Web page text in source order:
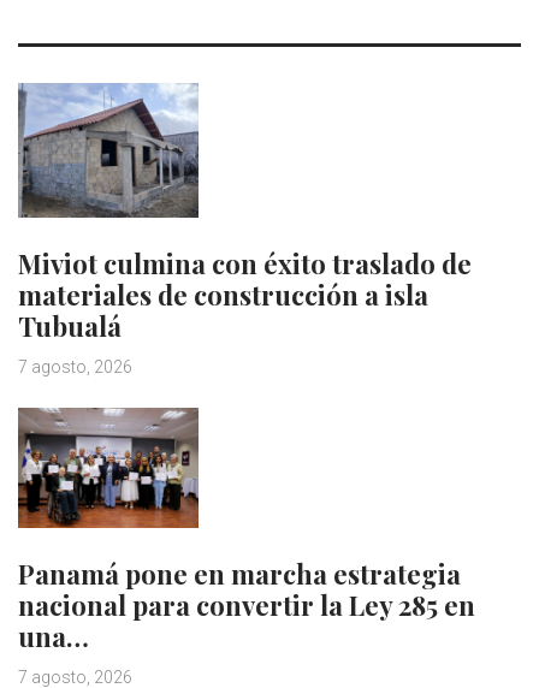
Miviot culmina con éxito traslado de
materiales de construcción a isla
Tubualá
7 agosto, 2026
Panamá pone en marcha estrategia
nacional para convertir la Ley 285 en
una…
7 agosto, 2026